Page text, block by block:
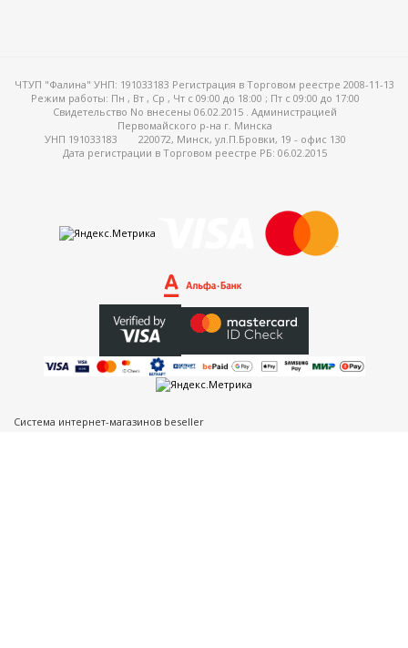
ЧТУП "Фалина" УНП: 191033183 Регистрация в Торговом реестре 2008-11-13
Режим работы: Пн , Вт , Ср , Чт c 09:00 до 18:00 ; Пт c 09:00 до 17:00
Свидетельство No внесены 06.02.2015 . Администрацией
Первомайского р-на г. Минска
УНП 191033183
220072, Минск, ул.П.Бровки, 19 - офис 130
Дата регистрации в Торговом реестре РБ: 06.02.2015
Система интернет-магазинов beseller